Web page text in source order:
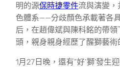
明的源保時捷零件流與演變
色體系——分歧顏色承載著各
后，在趙偉斌與陳科銘的帶
頭，親身親身經歷了醒獅藝術
1月27日晚，還有“好‘獅’發生